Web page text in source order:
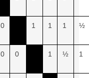
0 1 1 1 ½
0 0 1 ½ 1